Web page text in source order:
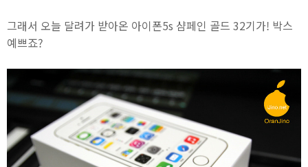
그래서 오늘 달려가 받아온 아이폰5s 샴페인 골드 32기가! 박스
예쁘죠?